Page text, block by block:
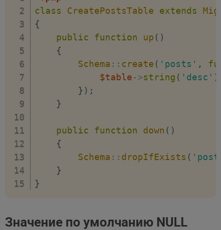
class
CreatePostsTable extends
{
public
function up ( )
{
Schema :: create ( 'posts' ,
$table->string ( 'desc' )
} ) ;
}
public function down ( )
{
Schema :: dropIfExists (
}
}
Значение по умолчанию NULL